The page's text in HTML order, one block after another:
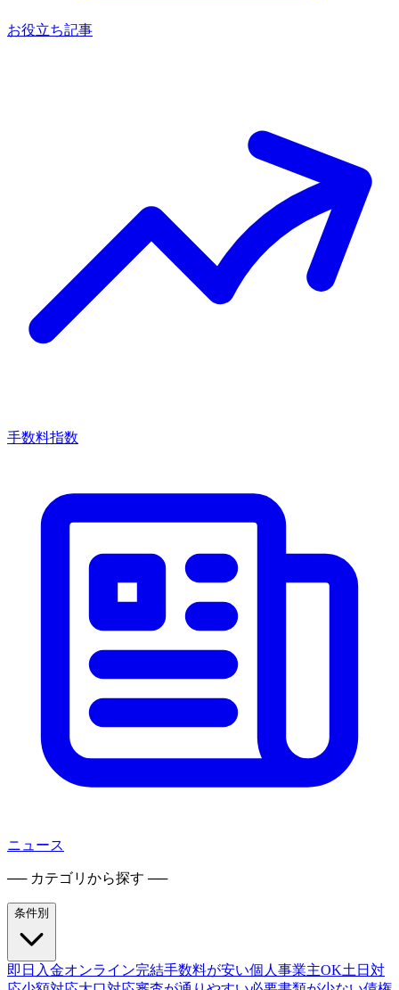
お役立ち記事
手数料指数
ニュース
── カテゴリから探す ──
条件別
即日入金オンライン完結手数料が安い個人事業主OK土日対